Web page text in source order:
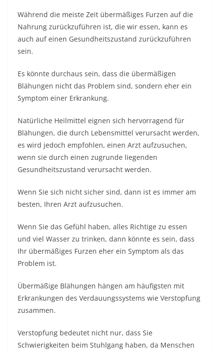
Während die meiste Zeit übermäßiges Furzen auf die
Nahrung zurückzuführen ist, die wir essen, kann es
auch auf einen Gesundheitszustand zurückzuführen
sein.
Es könnte durchaus sein, dass die übermäßigen
Blähungen nicht das Problem sind, sondern eher ein
Symptom einer Erkrankung.
Natürliche Heilmittel eignen sich hervorragend für
Blähungen, die durch Lebensmittel verursacht werden,
es wird jedoch empfohlen, einen Arzt aufzusuchen,
wenn sie durch einen zugrunde liegenden
Gesundheitszustand verursacht werden.
Wenn Sie sich nicht sicher sind, dann ist es immer am
besten, Ihren Arzt aufzusuchen.
Wenn Sie das Gefühl haben, alles Richtige zu essen
und viel Wasser zu trinken, dann könnte es sein, dass
Ihr übermäßiges Furzen eher ein Symptom als das
Problem ist.
Übermäßige Blähungen hängen am häufigsten mit
Erkrankungen des Verdauungssystems wie Verstopfung
zusammen.
Verstopfung bedeutet nicht nur, dass Sie
Schwierigkeiten beim Stuhlgang haben, da Menschen